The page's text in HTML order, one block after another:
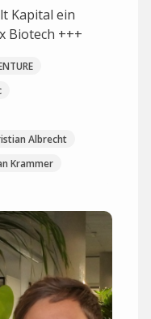
Kapital ein
Biotech +++
Albrecht
Krammer